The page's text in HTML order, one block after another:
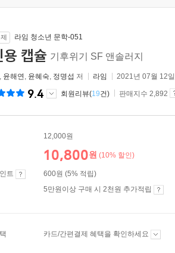
라임 청소년 문학-051
용 캡슐 기후위기 SF 앤솔러지
, 윤해연 , 윤혜숙, 정명섭 저 라임 2021년 07월 12일
9.4 회원리뷰(19건) 판매지수 2,892
12,000원
10,800원 (10% 할인)
트
600원 (5% 적립)
5만원이상 구매 시 2천원 추가적립
카드/간편결제 혜택을 확인하세요